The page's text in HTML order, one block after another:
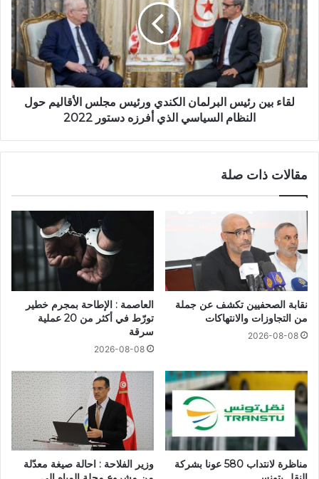
لقاء بين رئيس البرلمان الكندي ورئيس مجلس الأقاليم حول
النظام السياسي الذي أفرزه دستور 2022
مقالات ذات صلة
نقابة الصحفيين تكشف عن جملة
من التجاوزات والانتهاكات
2026-08-08
العاصمة : الإطاحة بمجرم خطير
تورّط في أكثر من 20 عملية
سرقة
2026-08-08
مناظرة لانتداب 580 عونا بشركة
وزير الفلاحة : احالة صيغة معدّلة